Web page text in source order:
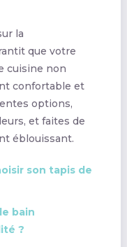
la
que votre
cuisine non
confortable et
options,
et faites de
éblouissant.
son tapis de
bain
?